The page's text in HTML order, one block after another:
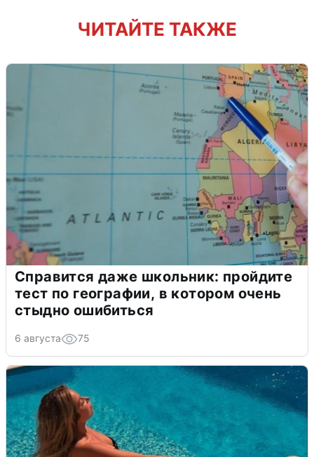
ЧИТАЙТЕ ТАКЖЕ
Справится даже школьник: пройдите
тест по географии, в котором очень
стыдно ошибиться
6 августа 75